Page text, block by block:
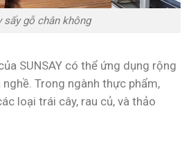
sấy gỗ chân không
SUNSAY có thể ứng dụng rộng
Trong ngành thực phẩm,
loại trái cây, rau củ, và thảo